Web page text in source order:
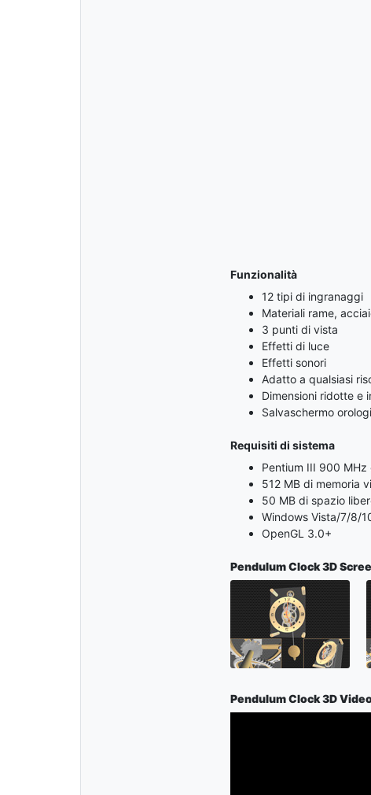
Funzionalità
12 tipi di ingranaggi
Materiali rame,
3 punti di vista
Effetti di luce
Effetti sonori
Adatto a qualsiasi
Dimensioni ridotte e
Salvaschermo
Requisiti di sistema
Pentium III 900 MHz
512 MB di memoria
50 MB di spazio
Windows Vista/7/8/
OpenGL 3.0+
Pendulum Clock 3D
Pendulum Clock 3D